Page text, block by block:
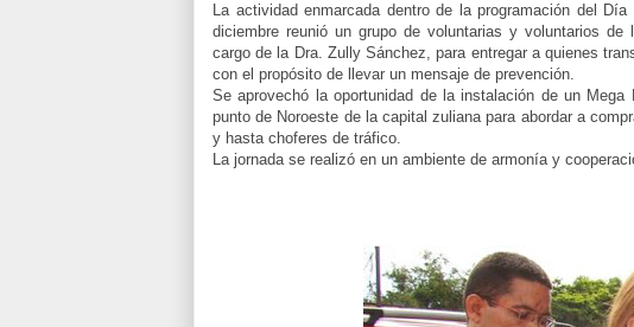
La actividad enmarcada dentro de la programación del
diciembre reunió un grupo de voluntarias y voluntarios
cargo de la Dra. Zully Sánchez, para entregar a quienes
con el propósito de llevar un mensaje de prevención.
Se aprovechó la oportunidad de la instalación de un
punto de Noroeste de la capital zuliana para abordar a
y hasta choferes de tráfico.
La jornada se realizó en un ambiente de armonía y